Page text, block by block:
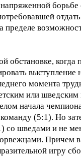
борьбе
отдать
пределе
обстановке, когда
выступление
момента
или шведским
начала
(5:1). Но
со шведами и не
Причем в
игру